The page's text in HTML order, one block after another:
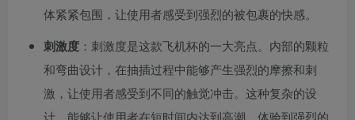
体紧紧包围，让使用者感受到强烈的被包裹的快感。
刺激度 ：刺激度是这款飞机杯的一大亮点。内部的颗粒
和弯曲设计，在抽插过程中能够产生强烈的摩擦和刺
激，让使用者感受到不同的触觉冲击。这种复杂的设
计，能够让使用者在短时间内达到高潮，体验到强烈的